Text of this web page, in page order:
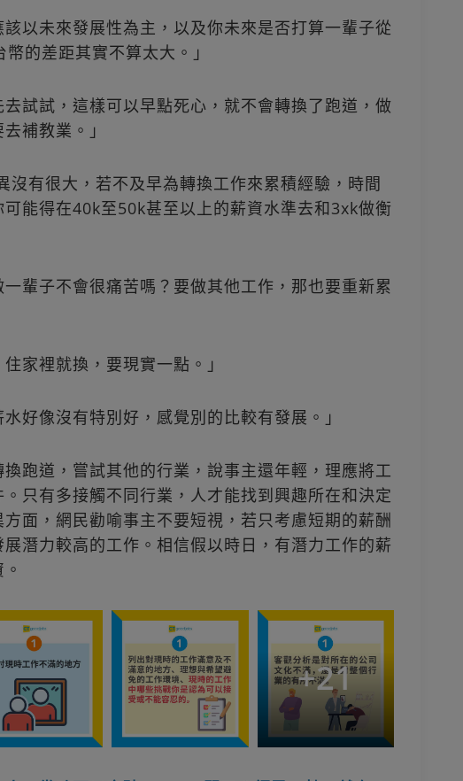
以未來發展性為主，以及你未來是否打算一輩子從
的差距其實不算太大。」
試試，這樣可以早點死心，就不會轉換了跑道，做
補教業。」
沒有很大，若不及早為轉換工作來累積經驗，時間
能得在40k至50k甚至以上的薪資水準去和3xk做衡
輩子不會很痛苦嗎？要做其他工作，那也要重新累
家裡就換，要現實一點。」
好像沒有特別好，感覺別的比較有發展。」
跑道，嘗試其他的行業，說事主還年輕，理應將工
只有多接觸不同行業，人才能找到興趣所在和決定
面，網民勸喻事主不要短視，若只考慮短期的薪酬
潛力較高的工作。相信假以時日，有潛力工作的薪
+21